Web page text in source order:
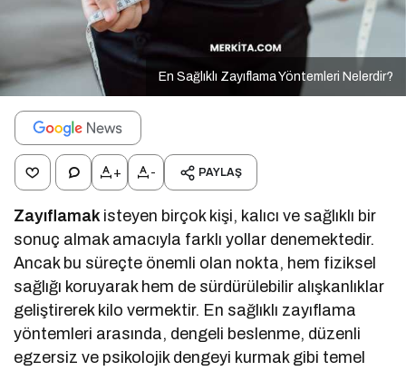
En Sağlıklı Zayıflama Yöntemleri Nelerdir?
+ - PAYLAŞ
Zayıflamak isteyen birçok kişi, kalıcı ve sağlıklı bir
sonuç almak amacıyla farklı yollar denemektedir.
Ancak bu süreçte önemli olan nokta, hem fiziksel
sağlığı koruyarak hem de sürdürülebilir alışkanlıklar
geliştirerek kilo vermektir. En sağlıklı zayıflama
yöntemleri arasında, dengeli beslenme, düzenli
egzersiz ve psikolojik dengeyi kurmak gibi temel